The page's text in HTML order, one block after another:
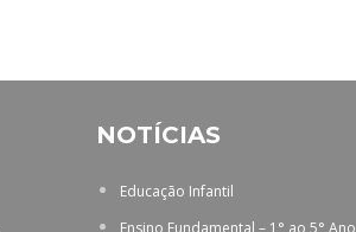
NOTÍCIAS
Educação Infantil
Ensino Fundamental – 1° ao 5° Ano